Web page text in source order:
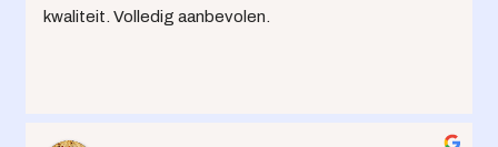
kwaliteit. Volledig aanbevolen.